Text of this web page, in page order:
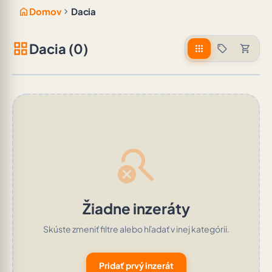
home Domov chevron_right Dacia
grid_viewDacia (0) apps sell shopping_cart
search_off
Žiadne inzeráty
Skúste zmeniť filtre alebo hľadať v inej kategórii.
Pridať prvý inzerát